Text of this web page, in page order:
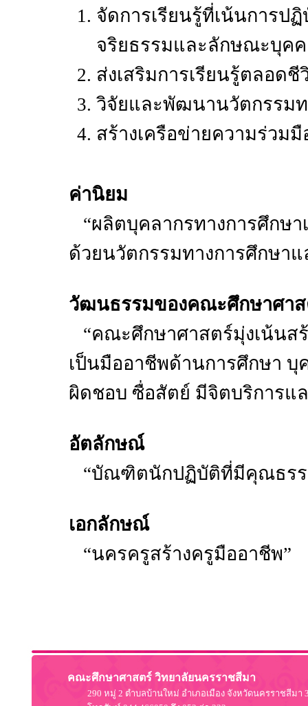
จัดการเรียนรู้ที่เน้นการป
จริยธรรมและลักษณะบุค
ส่งเสริมการเรียนรู้ตลอดชี
วิจัยและพัฒนานวัตกรรมท
สร้างเครือข่ายความร่วม
ค่านิยม
“ผลิตบุคลากรทางการศึกษ
ด้วยนวัตกรรมทางการศึกษา
วัฒนธรรมของคณะศึกษาศา
“คณะศึกษาศาสตร์มุ่งเน้นส
เป็นมืออาชีพด้านการศึกษา
ผิดชอบ ซื่อสัตย์ มีจิตบริการแ
อัตลักษณ์
“บัณฑิตนักปฏิบัติที่มีคุณธรร
เอกลักษณ์
“นครครูสร้างครูมืออาชีพ”
คณะศึกษาศาสตร์ วิทยาลัยนครราชสีมา
290 หมู่ 2 ตำบลบ้านใหม่ อำเภอเมือง จังหวัดนครราชสีมา